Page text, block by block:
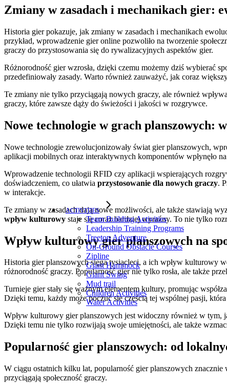
ACTIVITIES
Team Building Activities
Leadership Training Programs
Treetop Adventure
On-Ground Obstacle Courses
Zipline
Giant Hammock
Giant Swing
Mud trail
Children Activities
Water Activities
Zmiany w zasadach i mechanikach gier:
Historia gier pokazuje, jak zmiany w zasadach i mechanikach
przykład, wprowadzenie gier online pozwoliło na tworzenie
graczy do przystosowania się do rywalizacyjnych aspektów gier.
Różnorodność gier wzrosła, dzięki czemu możemy dziś wybierać
przedefiniowały zasady. Warto również zauważyć, jak coraz
Te zmiany nie tylko przyciągają nowych graczy, ale również
graczy, które zawsze dąży do świeżości i jakości w rozgrywce.
Nowe technologie w grach planszowych:
Nowe technologie zrewolucjonizowały świat gier planszowych,
aplikacji mobilnych oraz interaktywnych komponentów wpłynęło na
Wprowadzenie technologii RFID czy aplikacji wspierających
doświadczeniem, co ułatwia przystosowanie dla nowych graczy.
w interakcje.
Te zmiany w zasadach dają nowe możliwości, ale także stawiają
wpływ kulturowy staje się coraz bardziej wyraźny. To nie tylko
Wpływ kulturowy gier planszowych na
Historia gier planszowych sięga tysiącleci, a ich wpływ kulturowy
różnorodność graczy. Popularność gier nie tylko rosła, ale także
Turnieje gier stały się ważnym elementem kultury, promując
Dzięki temu, każdy może poczuć się częścią tej wspólnej pasji,
Wpływ kulturowy gier planszowych jest widoczny również w tym,
Dzięki temu nie tylko rozwijają swoje umiejętności, ale także
Popularność gier planszowych: od
W ciągu ostatnich kilku lat, popularność gier planszowych
przyciągają społeczność graczy.